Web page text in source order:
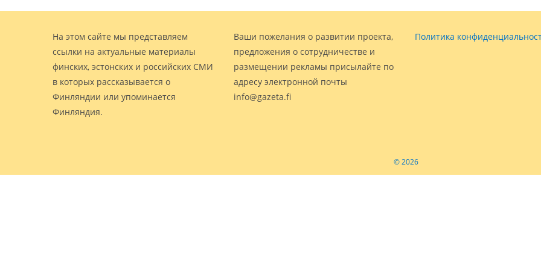
На этом сайте мы представляем
ссылки на актуальные материалы
финских, эстонских и российских СМИ
в которых рассказывается о
Финляндии или упоминается
Финляндия.
Ваши пожелания о развитии проекта,
предложения о сотрудничестве и
размещении рекламы присылайте по
адресу электронной почты
info@gazeta.fi
Политика
© 2026